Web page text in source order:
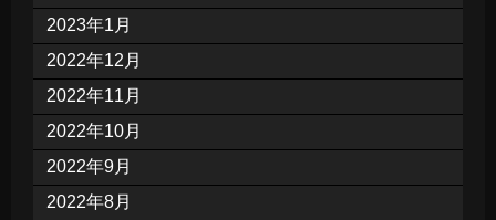
2023年1月
2022年12月
2022年11月
2022年10月
2022年9月
2022年8月